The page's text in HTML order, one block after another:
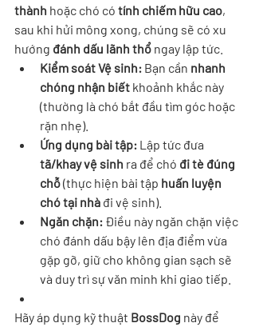
thành hoặc chó có tính chiếm hữu cao,
sau khi hửi mông xong, chúng sẽ có xu
hướng đánh dấu lãnh thổ ngay lập tức.
Kiểm soát Vệ sinh: Bạn cần nhanh
chóng nhận biết khoảnh khắc này
(thường là chó bắt đầu tìm góc hoặc
rặn nhẹ).
Ứng dụng bài tập: Lập tức đưa
tã/khay vệ sinh ra để chó đi tè đúng
chỗ (thực hiện bài tập huấn luyện
chó tại nhà đi vệ sinh).
Ngăn chặn: Điều này ngăn chặn việc
chó đánh dấu bậy lên địa điểm vừa
gặp gỡ, giữ cho không gian sạch sẽ
và duy trì sự văn minh khi giao tiếp.
Hãy áp dụng kỹ thuật BossDog này để